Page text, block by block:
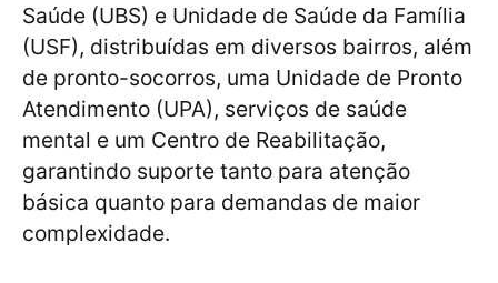
Saúde (UBS) e Unidade de Saúde da Família
(USF), distribuídas em diversos bairros, além
de pronto-socorros, uma Unidade de Pronto
Atendimento (UPA), serviços de saúde
mental e um Centro de Reabilitação,
garantindo suporte tanto para atenção
básica quanto para demandas de maior
complexidade.